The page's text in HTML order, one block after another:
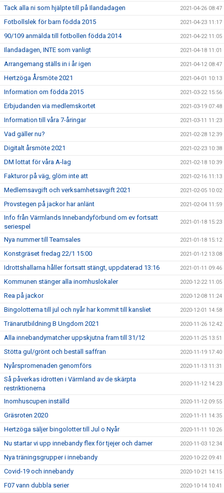
Tack alla ni som hjälpte till på Ilandadagen 2021-04-26 08:47
Fotbollslek för barn födda 2015 2021-04-23 11:17
90/109 anmälda till fotbollen födda 2014 2021-04-22 11:05
Ilandadagen, INTE som vanligt 2021-04-18 11:01
Arrangemang ställs in i år igen 2021-04-12 08:47
Hertzöga Årsmöte 2021 2021-04-01 10:13
Information om födda 2015 2021-03-22 15:56
Erbjudanden via medlemskortet 2021-03-19 07:48
Information till våra 7-åringar 2021-03-11 11:23
Vad gäller nu? 2021-02-28 12:39
Digitalt årsmöte 2021 2021-02-23 10:38
DM lottat för våra A-lag 2021-02-18 10:39
Fakturor på väg, glöm inte att 2021-02-16 11:13
Medlemsavgift och verksamhetsavgift 2021 2021-02-05 10:02
Provstegen på jackor har anlänt 2021-02-04 11:59
Info från Värmlands Innebandyförbund om ev fortsatt
seriespel
2021-01-18 15:23
Nya nummer till Teamsales 2021-01-18 15:12
Konstgräset fredag 22/1 15:00 2021-01-12 13:08
Idrottshallarna håller fortsatt stängt, uppdaterad 13:16 2021-01-11 09:46
Kommunen stänger alla inomhuslokaler 2020-12-22 11:05
Rea på jackor 2020-12-08 11:24
Bingolotterna till jul och nyår har kommit till kansliet 2020-12-01 14:58
Tränarutbildning B Ungdom 2021 2020-11-26 12:42
Alla innebandymatcher uppskjutna fram till 31/12 2020-11-25 13:51
Stötta gul/grönt och beställ saffran 2020-11-19 17:40
Nyårspromenaden genomförs 2020-11-13 11:31
Så påverkas idrotten i Värmland av de skärpta
restriktionerna
2020-11-12 14:23
Inomhuscupen inställd 2020-11-12 09:55
Gräsroten 2020 2020-11-11 14:35
Hertzöga säljer bingolotter till Jul o Nyår 2020-11-11 10:26
Nu startar vi upp innebandy flex för tjejer och damer 2020-11-03 12:34
Nya träningsgrupper i innebandy 2020-10-22 09:41
Covid-19 och innebandy 2020-10-21 14:15
F07 vann dubbla serier 2020-10-14 10:41